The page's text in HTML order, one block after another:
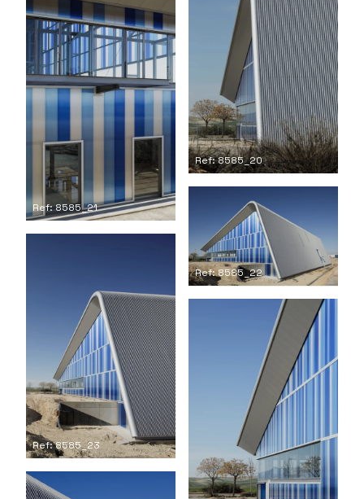
Ref: 8585_20
Ref: 8585_21
Ref: 8585_22
Ref: 8585_23